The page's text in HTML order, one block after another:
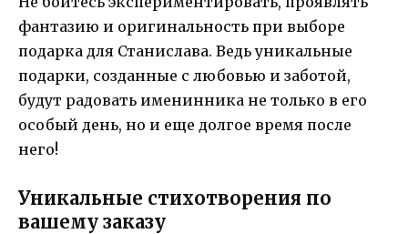
фантазию и оригинальность при выборе
подарка для Станислава. Ведь уникальные
подарки, созданные с любовью и заботой,
будут радовать именинника не только в его
особый день, но и еще долгое время после
него!
Уникальные стихотворения по
вашему заказу